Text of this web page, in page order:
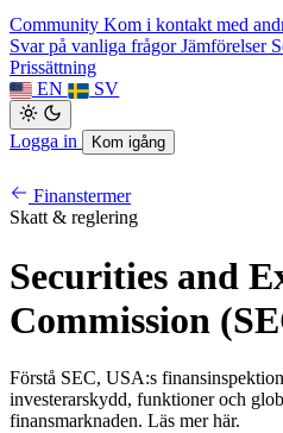
Community Kom i kontakt med
Svar på vanliga frågor Jämförelser
Prissättning
EN
SV
Logga in Kom igång
Finanstermer
Skatt & reglering
Securities and
Commission
Förstå SEC, USA:s
investerarskydd, funktioner och
finansmarknaden. Läs mer här.